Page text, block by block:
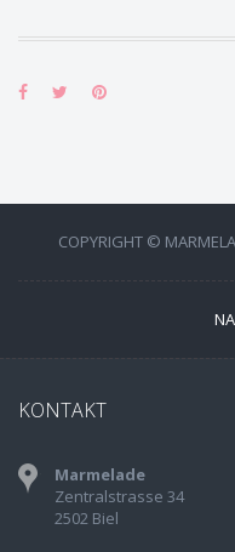
COPYRIGHT ©
KONTAKT
Marmelade
Zentralstrasse 34
2502 Biel